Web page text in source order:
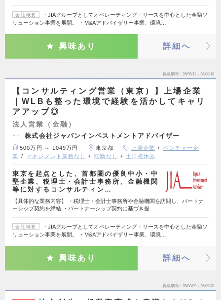
会社概要
・JIAグループとしてオペレーティング・リースを中心とした金融ソ
リューション事業を展開。 ・M&Aアドバイザリー事業、環境…
興味あり 詳細へ
掲載期間 26/05/12～26/08/18
【コンサルティング営業（東京）】上場企業
｜WLBも整った環境で経験を活かしてキャリ
アアップ◎
法人営業（金融）
株式会社ジャパンインベストメントアドバイザー
500万円 ～ 1049万円 東京都 上場企業
ベンチャー企
業
マネジメント業務なし 転勤なし 土日祝休み
東京を起点とした、首都圏の優良中小・中
堅企業、税理士・会計士事務所、金融機関
等に対するコンサルティン…
【具体的な業務内容】 ・税理士・会計士事務所や金融機関を訪問し、パートナ
ーシップ契約を締結 ・パートナーシップ契約に基づき提…
会社概要
・JIAグループとしてオペレーティング・リースを中心とした金融ソ
リューション事業を展開。 ・M&Aアドバイザリー事業、環境…
興味あり 詳細へ
掲載期間 26/08/09～26/09/30